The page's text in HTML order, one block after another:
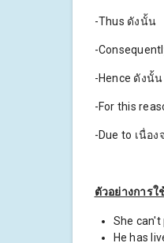
-Thus ดังนั้น
-
-Hence ดังนั้น
-For this
-Due to เนื่อง
ตัวอย่างการใ
She can't
He has